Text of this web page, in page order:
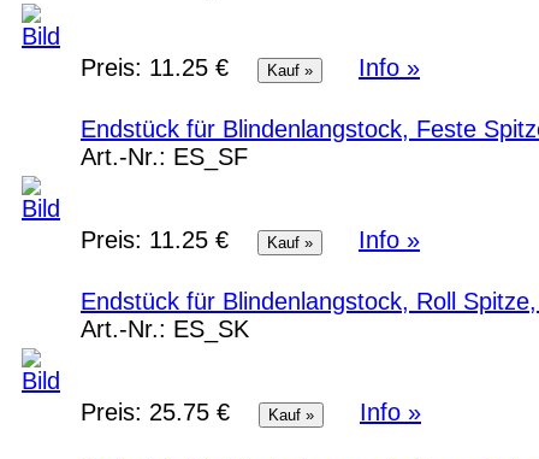
Preis: 11.25 € Info »
Endstück für Blindenlangstock, Feste
Art.-Nr.: ES_SF
Preis: 11.25 € Info »
Endstück für Blindenlangstock, Roll
Art.-Nr.: ES_SK
Preis: 25.75 € Info »